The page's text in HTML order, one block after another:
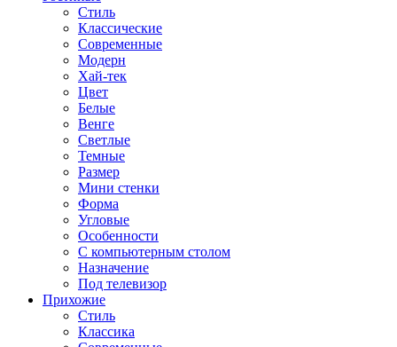
Стиль
Классические
Современные
Модерн
Хай-тек
Цвет
Белые
Венге
Светлые
Темные
Размер
Мини стенки
Форма
Угловые
Особенности
С компьютерным столом
Назначение
Под телевизор
Прихожие
Стиль
Классика